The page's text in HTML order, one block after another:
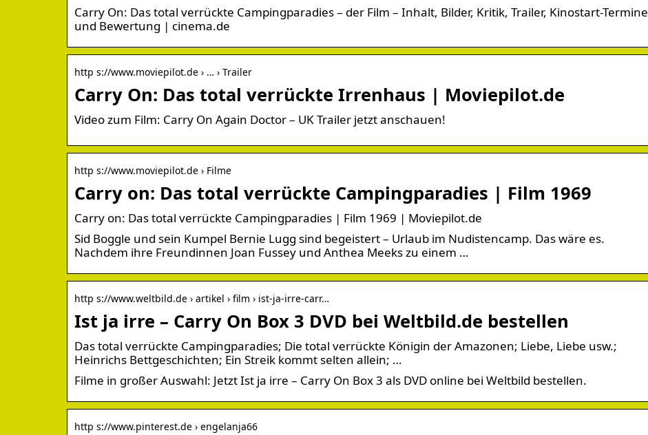
Carry On: Das total verrückte Campingparadies – der Film – Inhalt, Bilder, Kritik, Trailer, Kinostart-Termine
und Bewertung | cinema.de
http s://www.moviepilot.de › … › Trailer
Carry On: Das total verrückte Irrenhaus | Moviepilot.de
Video zum Film: Carry On Again Doctor – UK Trailer jetzt anschauen!
http s://www.moviepilot.de › Filme
Carry on: Das total verrückte Campingparadies | Film 1969
Carry on: Das total verrückte Campingparadies | Film 1969 | Moviepilot.de
Sid Boggle und sein Kumpel Bernie Lugg sind begeistert – Urlaub im Nudistencamp. Das wäre es.
Nachdem ihre Freundinnen Joan Fussey und Anthea Meeks zu einem …
http s://www.weltbild.de › artikel › film › ist-ja-irre-carr…
Ist ja irre – Carry On Box 3 DVD bei Weltbild.de bestellen
Das total verrückte Campingparadies; Die total verrückte Königin der Amazonen; Liebe, Liebe usw.;
Heinrichs Bettgeschichten; Ein Streik kommt selten allein; …
Filme in großer Auswahl: Jetzt Ist ja irre – Carry On Box 3 als DVD online bei Weltbild bestellen.
http s://www.pinterest.de › engelanja66